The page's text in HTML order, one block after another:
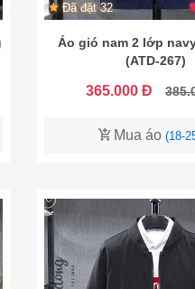
Đã đặt 32
Áo gió nam 2 lớp
(ATD-267)
365.000 Đ
Mua áo(18-